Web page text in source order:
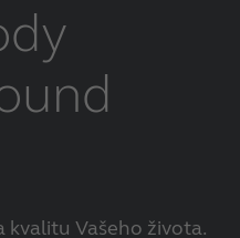
Vašeho života.